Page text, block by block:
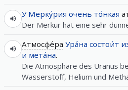
У Мерку́рия очень то́нкая
Der Merkur hat eine sehr
Атмосфе́ра Ура́на состои́т
и мета́на.
Die Atmosphäre des Uranus
Wasserstoff, Helium und